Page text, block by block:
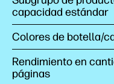
capacidad estándar
Colores de botella/
Rendimiento en
páginas